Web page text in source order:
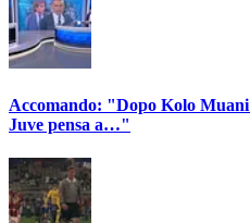
Accomando: "Dopo Kolo
Juve pensa a…"